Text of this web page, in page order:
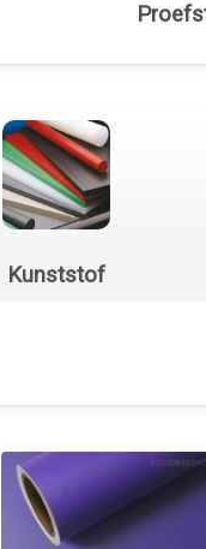
Kunststof